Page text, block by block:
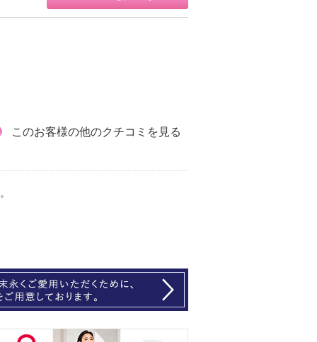
このお客様の他のクチコミを見る